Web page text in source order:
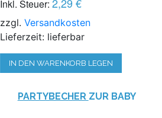
Inkl. Steuer:
zzgl.Versandkosten
Lieferzeit: lieferbar
IN DEN WARENKORB LEGEN
PARTYBECHER ZUR BABY